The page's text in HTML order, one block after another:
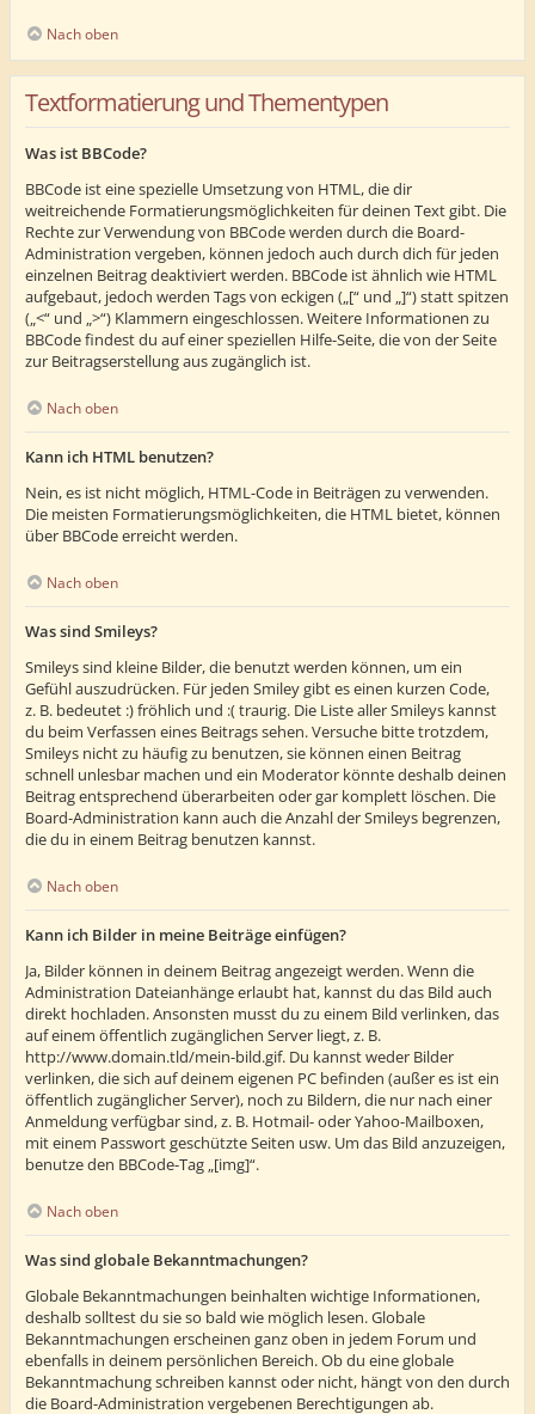
Nach oben
Textformatierung und Thementypen
Was ist BBCode?
BBCode ist eine spezielle Umsetzung von HTML, die dir
weitreichende Formatierungsmöglichkeiten für deinen Text gibt. Die
Rechte zur Verwendung von BBCode werden durch die Board-
Administration vergeben, können jedoch auch durch dich für jeden
einzelnen Beitrag deaktiviert werden. BBCode ist ähnlich wie HTML
aufgebaut, jedoch werden Tags von eckigen („[“ und „]“) statt spitzen
(„<“ und „>“) Klammern eingeschlossen. Weitere Informationen zu
BBCode findest du auf einer speziellen Hilfe-Seite, die von der Seite
zur Beitragserstellung aus zugänglich ist.
Nach oben
Kann ich HTML benutzen?
Nein, es ist nicht möglich, HTML-Code in Beiträgen zu verwenden.
Die meisten Formatierungsmöglichkeiten, die HTML bietet, können
über BBCode erreicht werden.
Nach oben
Was sind Smileys?
Smileys sind kleine Bilder, die benutzt werden können, um ein
Gefühl auszudrücken. Für jeden Smiley gibt es einen kurzen Code,
z. B. bedeutet :) fröhlich und :( traurig. Die Liste aller Smileys kannst
du beim Verfassen eines Beitrags sehen. Versuche bitte trotzdem,
Smileys nicht zu häufig zu benutzen, sie können einen Beitrag
schnell unlesbar machen und ein Moderator könnte deshalb deinen
Beitrag entsprechend überarbeiten oder gar komplett löschen. Die
Board-Administration kann auch die Anzahl der Smileys begrenzen,
die du in einem Beitrag benutzen kannst.
Nach oben
Kann ich Bilder in meine Beiträge einfügen?
Ja, Bilder können in deinem Beitrag angezeigt werden. Wenn die
Administration Dateianhänge erlaubt hat, kannst du das Bild auch
direkt hochladen. Ansonsten musst du zu einem Bild verlinken, das
auf einem öffentlich zugänglichen Server liegt, z. B.
http://www.domain.tld/mein-bild.gif. Du kannst weder Bilder
verlinken, die sich auf deinem eigenen PC befinden (außer es ist ein
öffentlich zugänglicher Server), noch zu Bildern, die nur nach einer
Anmeldung verfügbar sind, z. B. Hotmail- oder Yahoo-Mailboxen,
mit einem Passwort geschützte Seiten usw. Um das Bild anzuzeigen,
benutze den BBCode-Tag „[img]“.
Nach oben
Was sind globale Bekanntmachungen?
Globale Bekanntmachungen beinhalten wichtige Informationen,
deshalb solltest du sie so bald wie möglich lesen. Globale
Bekanntmachungen erscheinen ganz oben in jedem Forum und
ebenfalls in deinem persönlichen Bereich. Ob du eine globale
Bekanntmachung schreiben kannst oder nicht, hängt von den durch
die Board-Administration vergebenen Berechtigungen ab.